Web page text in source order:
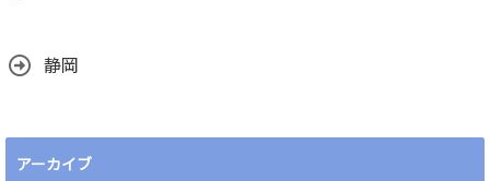
静岡
アーカイブ